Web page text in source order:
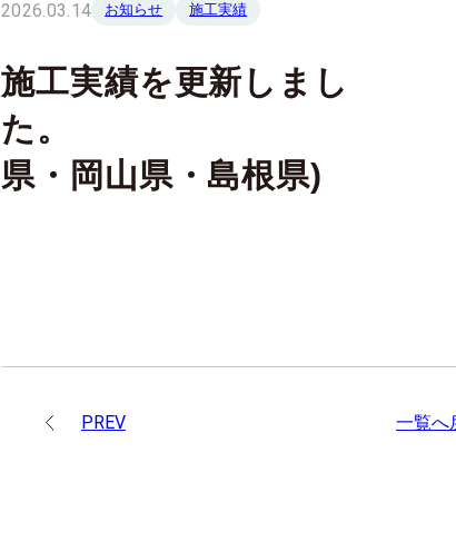
2026.03.14 お知らせ 施工実績
施工実績を更新しまし
た。 (広島
県・岡山県・島根県)
PREV 一覧へ